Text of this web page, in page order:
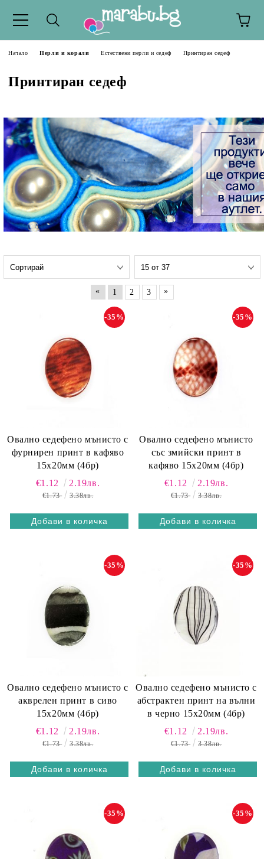
Начало Перли и корали Естествени перли и седеф Принтиран седеф
Принтиран седеф
« 1 2 3 »
Овално седефено мънисто с
фурнирен принт в кафяво
15х20мм (4бр)
-35%
€1.12 2.19лв.
€1.73 3.38лв.
Овално седефено мънисто
със змийски принт в
кафяво 15х20мм (4бр)
-35%
€1.12 2.19лв.
€1.73 3.38лв.
Овално седефено мънисто с
акврелен принт в сиво
15х20мм (4бр)
-35%
€1.12 2.19лв.
€1.73 3.38лв.
Овално седефено мънисто с
абстрактен принт на вълни
в черно 15х20мм (4бр)
-35%
€1.12 2.19лв.
€1.73 3.38лв.
-35% -35%